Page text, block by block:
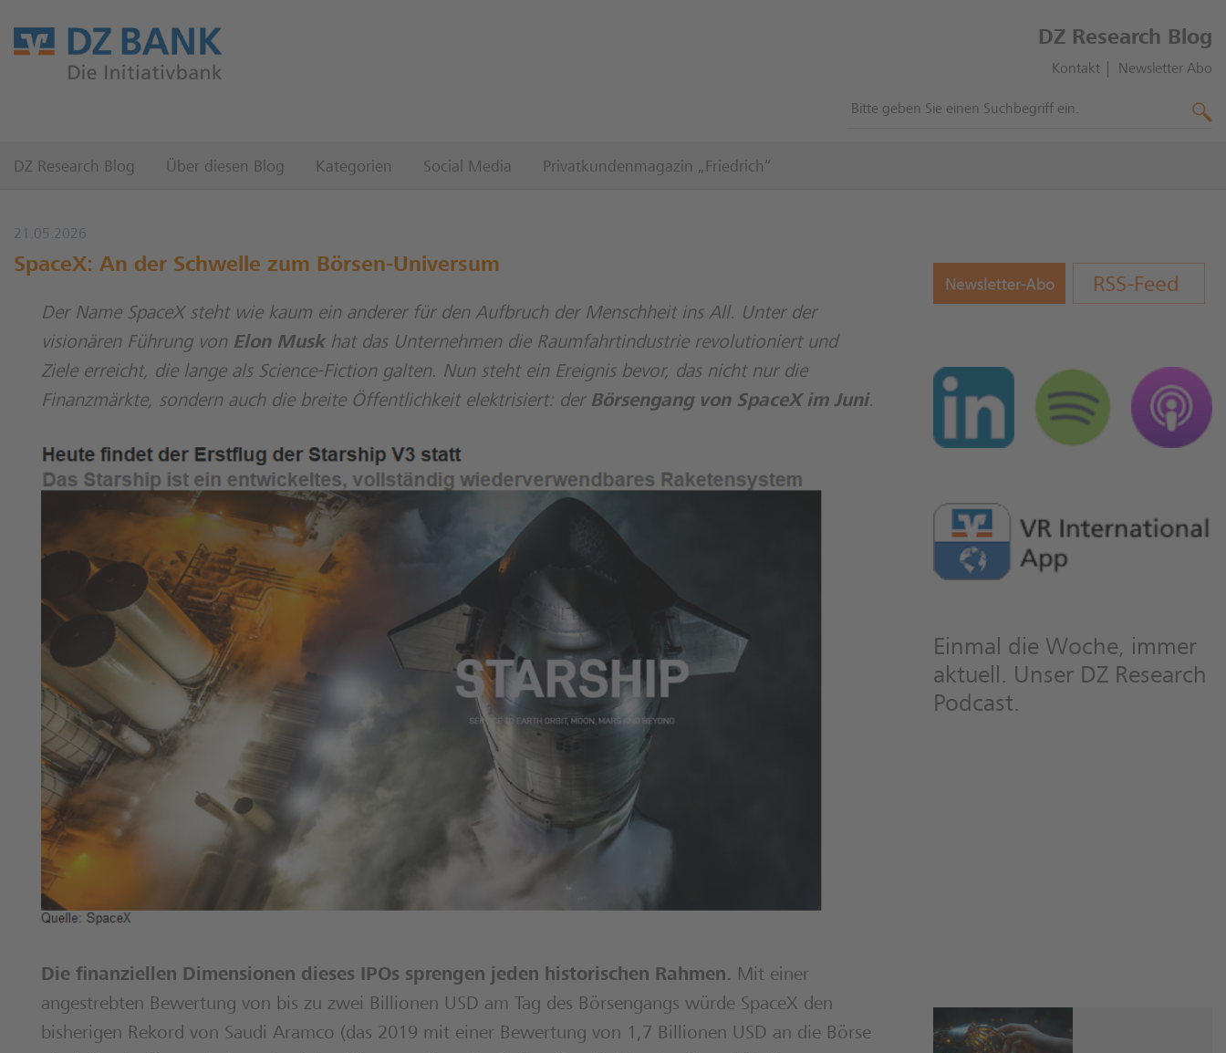
DZ Research Blog
Kontakt Newsletter Abo
DZ Research Blog Über diesen Blog Kategorien Social Media Privatkundenmagazin „Friedrich“
21.05.2026
SpaceX: An der Schwelle zum Börsen-Universum
Der Name SpaceX steht wie kaum ein anderer für den Aufbruch der Menschheit ins All. Unter der
visionären Führung von Elon Muskhat das Unternehmen die Raumfahrtindustrie revolutioniert und
Ziele erreicht, die lange als Science-Fiction galten. Nun steht ein Ereignis bevor, das nicht nur die
Finanzmärkte, sondern auch die breite Öffentlichkeit elektrisiert: der Börsengang von SpaceX im Juni.
Die finanziellen Dimensionen dieses IPOs sprengen jeden historischen Rahmen. Mit einer
angestrebten Bewertung von bis zu zwei Billionen USD am Tag des Börsengangs würde SpaceX den
bisherigen Rekord von Saudi Aramco (das 2019 mit einer Bewertung von 1,7 Billionen USD an die Börse
Einmal die Woche, immer
aktuell. Unser DZ Research
Podcast.